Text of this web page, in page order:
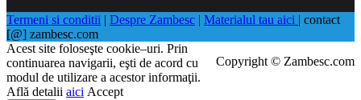
Termeni si conditii | Despre Zambesc | Materialul tau aici | contact
[@] zambesc.com
Copyright © Zambesc.com
Acest site foloseşte cookie–uri. Prin
continuarea navigarii, eşti de acord cu
modul de utilizare a acestor informaţii.
Află detalii aici Accept